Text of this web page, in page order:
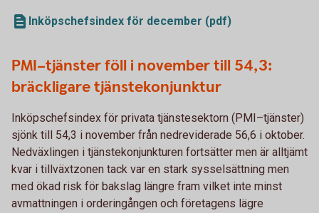
Inköpschefsindex för december (pdf)
PMI–tjänster föll i november till 54,3:
bräckligare tjänstekonjunktur
Inköpschefsindex för privata tjänstesektorn (PMI–tjänster)
sjönk till 54,3 i november från nedreviderade 56,6 i oktober.
Nedväxlingen i tjänstekonjunkturen fortsätter men är alltjämt
kvar i tillväxtzonen tack var en stark sysselsättning men
med ökad risk för bakslag längre fram vilket inte minst
avmattningen i orderingången och företagens lägre